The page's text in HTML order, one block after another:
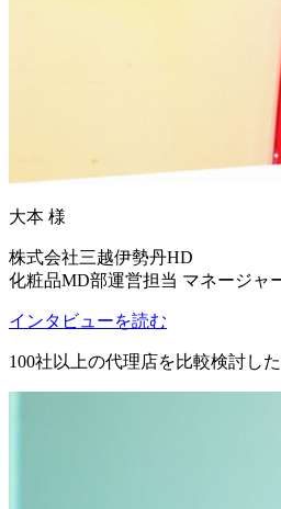
大本 様
株式会社三越伊勢丹HD
化粧品MD部運営担当 マネージャ
インタビューを読む
100社以上の代理店を比較検討し